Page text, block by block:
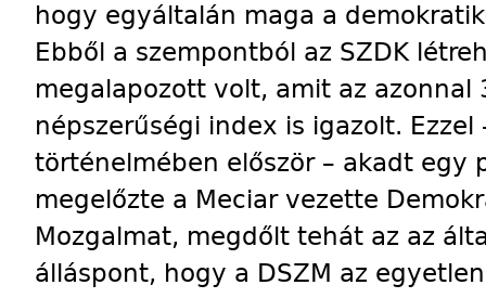
hogy egyáltalán maga a
Ebből a szempontból az SZDK
megalapozott volt, amit az azonnal
népszerűségi index is igazolt. Ezzel
történelmében először – akadt egy
megelőzte a Meciar vezette
Mozgalmat, megdőlt tehát az az
álláspont, hogy a DSZM az